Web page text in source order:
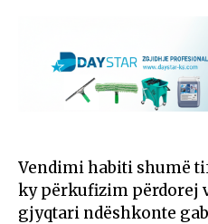
Vendimi habiti shumë
ky përkufizim përdorej
gjyqtari ndëshkonte